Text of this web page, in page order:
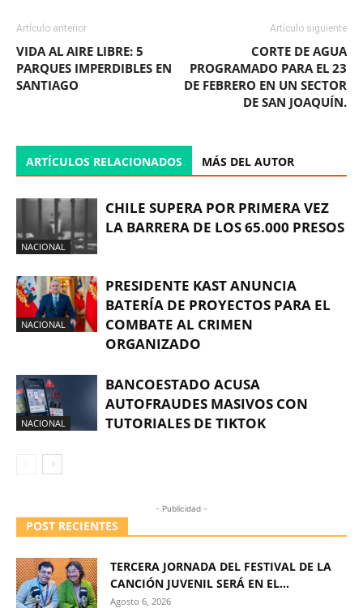
Artículo anterior
VIDA AL AIRE LIBRE: 5
PARQUES IMPERDIBLES EN
SANTIAGO
Artículo siguiente
CORTE DE AGUA
PROGRAMADO PARA EL 23
DE FEBRERO EN UN SECTOR
DE SAN JOAQUÍN.
ARTÍCULOS RELACIONADOS MÁS DEL AUTOR
NACIONAL
CHILE SUPERA POR PRIMERA VEZ
LA BARRERA DE LOS 65.000 PRESOS
NACIONAL
PRESIDENTE KAST ANUNCIA
BATERÍA DE PROYECTOS PARA EL
COMBATE AL CRIMEN
ORGANIZADO
NACIONAL
BANCOESTADO ACUSA
AUTOFRAUDES MASIVOS CON
TUTORIALES DE TIKTOK
- Publicidad -
POST RECIENTES
TERCERA JORNADA DEL FESTIVAL DE LA
CANCIÓN JUVENIL SERÁ EN EL...
Agosto 6, 2026